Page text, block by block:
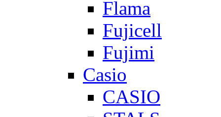
Flama
Fujicell
Fujimi
Casio
CASIO